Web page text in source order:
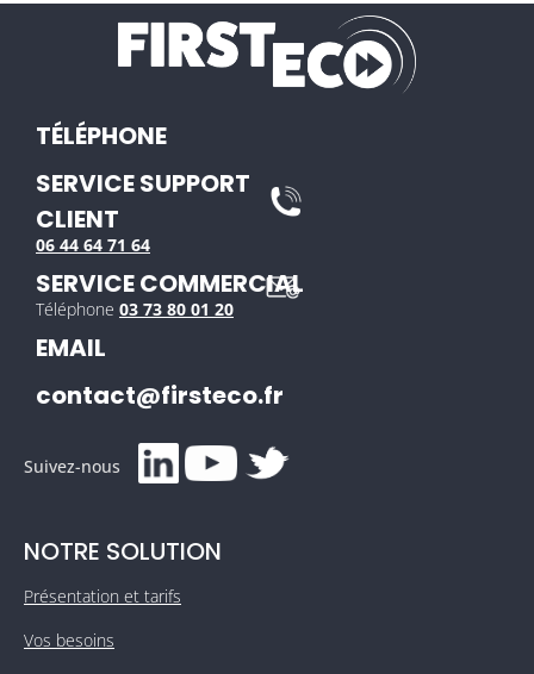
TÉLÉPHONE
SERVICE SUPPORT
CLIENT
06 44 64 71 64
SERVICE COMMERCIAL
Téléphone 03 73 80 01 20
EMAIL
contact@firsteco.fr
Suivez-nous
NOTRE SOLUTION
Présentation et tarifs
Vos besoins